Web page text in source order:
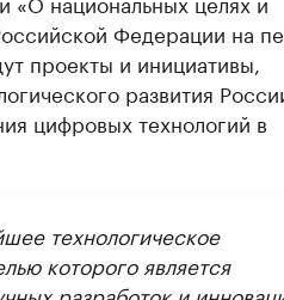
Федерации на
проекты и инициативы,
развития
цифровых технологий в
технологическое
которого является